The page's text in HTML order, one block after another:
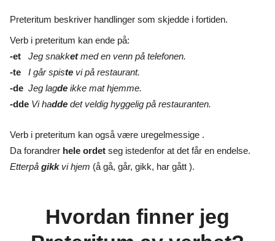
Preteritum beskriver handlinger som skjedde i fortiden.
Verb i preteritum kan ende på:
-et
Jeg snakketmed en venn på telefonen.
-te
I går spiste vi på restaurant.
-de Jeg lagde ikke mat hjemme.
-dde Vi hadde det veldig hyggelig på restauranten.
Verb i preteritum kan også være uregelmessige .
Da forandrer hele ordet seg istedenfor at det får en endelse.
Etterpå gikkvi hjem (å gå, går, gikk, har gått ).
Hvordan finner jeg